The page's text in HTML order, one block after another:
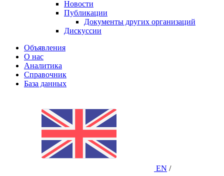
Новости
Публикации
Документы других организаций
Дискуссии
Объявления
О нас
Аналитика
Справочник
База данных
EN /